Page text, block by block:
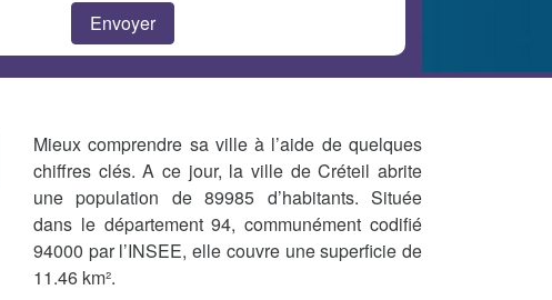
Mieux comprendre sa ville à l’aide de quelques
chiffres clés. A ce jour, la ville de Créteil abrite
une population de 89985 d’habitants. Située
dans le département 94, communément codifié
94000 par l’INSEE, elle couvre une superficie de
11.46 km².